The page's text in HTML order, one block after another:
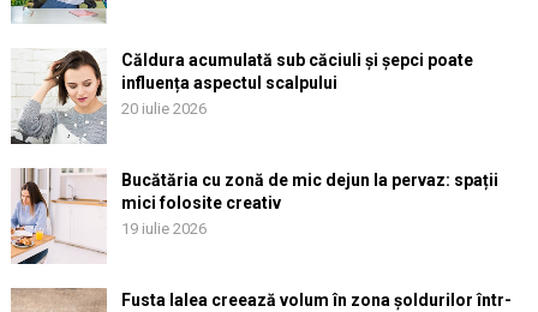
Căldura acumulată sub căciuli și șepci poate
influența aspectul scalpului
20 iulie 2026
Bucătăria cu zonă de mic dejun la pervaz: spații
mici folosite creativ
19 iulie 2026
Fusta lalea creează volum în zona șoldurilor într-